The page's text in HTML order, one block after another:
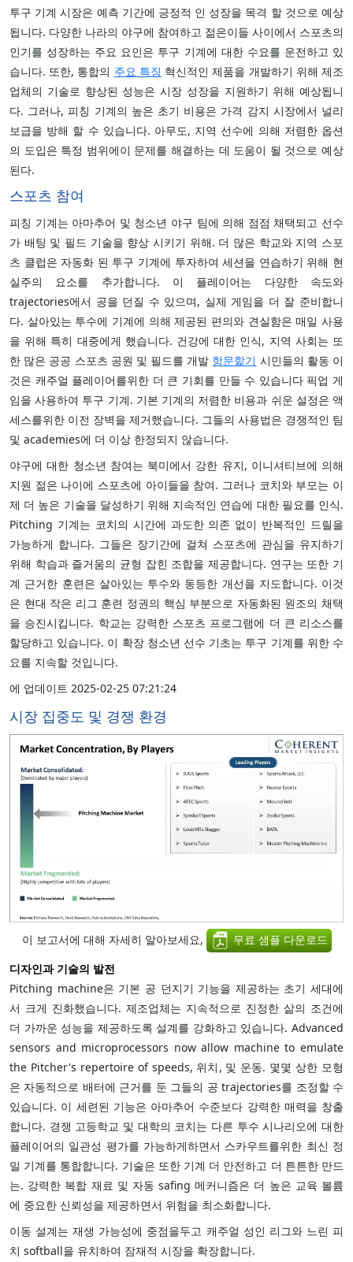
투구 기계 시장은 예측 기간에 긍정적 인 성장을 목격 할 것으로 예상
됩니다. 다양한 나라의 야구에 참여하고 젊은이들 사이에서 스포츠의
인기를 성장하는 주요 요인은 투구 기계에 대한 수요를 운전하고 있
습니다. 또한, 통합의 주요 특징 혁신적인 제품을 개발하기 위해 제조
업체의 기술로 향상된 성능은 시장 성장을 지원하기 위해 예상됩니
다. 그러나, 피칭 기계의 높은 초기 비용은 가격 감지 시장에서 널리
보급을 방해 할 수 있습니다. 아무도, 지역 선수에 의해 저렴한 옵션
의 도입은 특정 범위에이 문제를 해결하는 데 도움이 될 것으로 예상
된다.
스포츠 참여
피칭 기계는 아마추어 및 청소년 야구 팀에 의해 점점 채택되고 선수
가 배팅 및 필드 기술을 향상 시키기 위해. 더 많은 학교와 지역 스포
츠 클럽은 자동화 된 투구 기계에 투자하여 세션을 연습하기 위해 현
실주의 요소를 추가합니다. 이 플레이어는 다양한 속도와
trajectories에서 공을 던질 수 있으며, 실제 게임을 더 잘 준비합니
다. 살아있는 투수에 기계에 의해 제공된 편의와 견실함은 매일 사용
을 위해 특히 대중에게 했습니다. 건강에 대한 인식, 지역 사회는 또
한 많은 공공 스포츠 공원 및 필드를 개발 항문핥기 시민들의 활동 이
것은 캐주얼 플레이어를위한 더 큰 기회를 만들 수 있습니다 픽업 게
임을 사용하여 투구 기계. 기본 기계의 저렴한 비용과 쉬운 설정은 액
세스를위한 이전 장벽을 제거했습니다. 그들의 사용법은 경쟁적인 팀
및 academies에 더 이상 한정되지 않습니다.
야구에 대한 청소년 참여는 북미에서 강한 유지, 이니셔티브에 의해
지원 젊은 나이에 스포츠에 아이들을 참여. 그러나 코치와 부모는 이
제 더 높은 기술을 달성하기 위해 지속적인 연습에 대한 필요를 인식.
Pitching 기계는 코치의 시간에 과도한 의존 없이 반복적인 드릴을
가능하게 합니다. 그들은 장기간에 걸쳐 스포츠에 관심을 유지하기
위해 학습과 즐거움의 균형 잡힌 조합을 제공합니다. 연구는 또한 기
계 근거한 훈련은 살아있는 투수와 동등한 개선을 지도합니다. 이것
은 현대 작은 리그 훈련 정권의 핵심 부분으로 자동화된 원조의 채택
을 승진시킵니다. 학교는 강력한 스포츠 프로그램에 더 큰 리소스를
할당하고 있습니다. 이 확장 청소년 선수 기초는 투구 기계를 위한 수
요를 지속할 것입니다.
에 업데이트 2025-02-25 07:21:24
시장 집중도 및 경쟁 환경
이 보고서에 대해 자세히 알아보세요,
무료 샘플 다운로드
디자인과 기술의 발전
Pitching machine은 기본 공 던지기 기능을 제공하는 초기 세대에
서 크게 진화했습니다. 제조업체는 지속적으로 진정한 삶의 조건에
더 가까운 성능을 제공하도록 설계를 강화하고 있습니다. Advanced
sensors and microprocessors now allow machine to emulate
the Pitcher's repertoire of speeds, 위치, 및 운동. 몇몇 상한 모형
은 자동적으로 배터에 근거를 둔 그들의 공 trajectories를 조정할 수
있습니다. 이 세련된 기능은 아마추어 수준보다 강력한 매력을 창출
합니다. 경쟁 고등학교 및 대학의 코치는 다른 투수 시나리오에 대한
플레이어의 일관성 평가를 가능하게하면서 스카우트를위한 최신 정
밀 기계를 통합합니다. 기술은 또한 기계 더 안전하고 더 튼튼한 만드
는. 강력한 복합 재료 및 자동 safing 메커니즘은 더 높은 교육 볼륨
에 중요한 신뢰성을 제공하면서 위험을 최소화합니다.
이동 설계는 재생 가능성에 중점을두고 캐주얼 성인 리그와 느린 피
치 softball을 유치하여 잠재적 시장을 확장합니다.